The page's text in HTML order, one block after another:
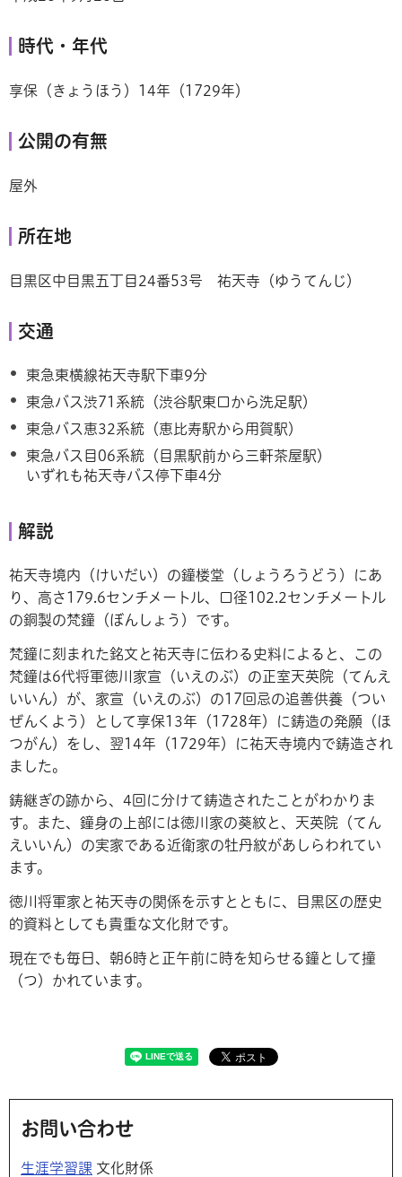
時代・年代
享保（きょうほう）14年（1729年）
公開の有無
屋外
所在地
目黒区中目黒五丁目24番53号 祐天寺（ゆうてんじ）
交通
東急東横線祐天寺駅下車9分
東急バス渋71系統（渋谷駅東口から洗足駅）
東急バス恵32系統（恵比寿駅から用賀駅）
東急バス目06系統（目黒駅前から三軒茶屋駅）
いずれも祐天寺バス停下車4分
解説
祐天寺境内（けいだい）の鐘楼堂（しょうろうどう）にあ
り、高さ179.6センチメートル、口径102.2センチメートル
の銅製の梵鐘（ぼんしょう）です。
梵鐘に刻まれた銘文と祐天寺に伝わる史料によると、この
梵鐘は6代将軍徳川家宣（いえのぶ）の正室天英院（てんえ
いいん）が、家宣（いえのぶ）の17回忌の追善供養（つい
ぜんくよう）として享保13年（1728年）に鋳造の発願（ほ
つがん）をし、翌14年（1729年）に祐天寺境内で鋳造され
ました。
鋳継ぎの跡から、4回に分けて鋳造されたことがわかりま
す。また、鐘身の上部には徳川家の葵紋と、天英院（てん
えいいん）の実家である近衛家の牡丹紋があしらわれてい
ます。
徳川将軍家と祐天寺の関係を示すとともに、目黒区の歴史
的資料としても貴重な文化財です。
現在でも毎日、朝6時と正午前に時を知らせる鐘として撞
（つ）かれています。
お問い合わせ
生涯学習課 文化財係